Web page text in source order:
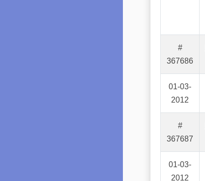
#
367686
01-03-
2012
#
367687
01-03-
2012